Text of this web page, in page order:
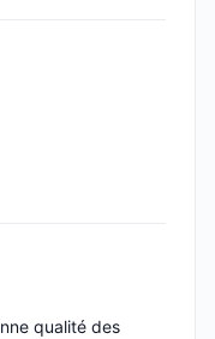
qualité des